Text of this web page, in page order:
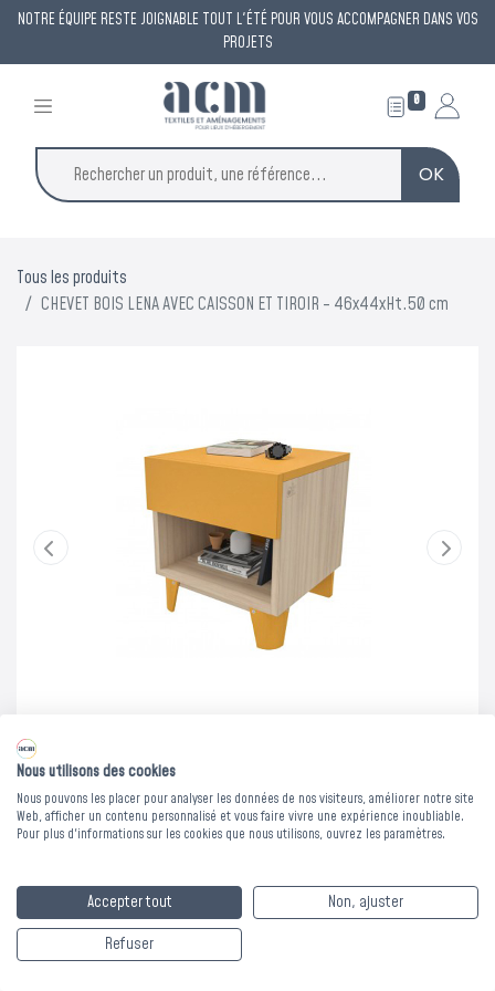
NOTRE ÉQUIPE RESTE JOIGNABLE TOUT L'ÉTÉ POUR VOUS ACCOMPAGNER DANS VOS
PROJETS
0
OK
Tous les produits
CHEVET BOIS LENA AVEC CAISSON ET TIROIR - 46x44xHt.50 cm
CHEVET BOIS LENA
AVEC CAISSON ET
TIROIR -
×
ACM reste à votre
écoute
vos demandes et vous accompagner dans vos projets.
Vous avez un projet de protection contre la chaleur ?
Les bons de commande doivent être validés avant le 31
août pour bénéficier du dispositif exceptionnel.
Nous contacter
Nous utilisons des cookies
Nous pouvons les placer pour analyser les données de nos visiteurs, améliorer notre site
Web, afficher un contenu personnalisé et vous faire vivre une expérience inoubliable.
Pour plus d'informations sur les cookies que nous utilisons, ouvrez les paramètres.
Accepter tout
Non, ajuster
Refuser